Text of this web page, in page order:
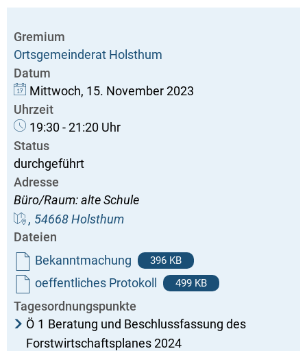
Gremium
Ortsgemeinderat Holsthum
Datum
Mittwoch, 15. November 2023
Uhrzeit
19:30 - 21:20 Uhr
Status
durchgeführt
Adresse
Büro/Raum: alte Schule
, 54668 Holsthum
Dateien
Bekanntmachung
396 KB
oeffentliches Protokoll 499 KB
Tagesordnungspunkte
Ö 1 Beratung und Beschlussfassung des
Forstwirtschaftsplanes 2024